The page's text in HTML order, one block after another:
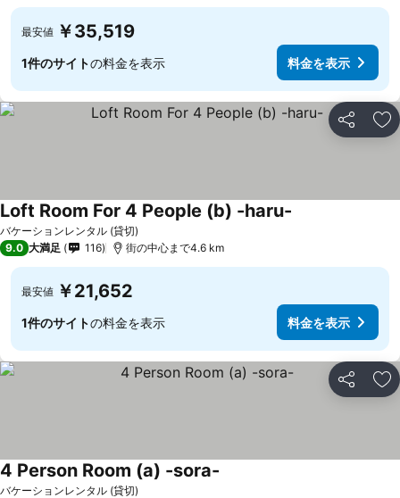
最安値 ￥35,519
1件のサイトの料金を表示 料金を表示
シェア お
バケーションレンタル (貸切)
Loft Room For 4 People (b) -haru-
9.0 大満足 116 街の中心まで4.6 km
最安値 ￥21,652
1件のサイトの料金を表示 料金を表示
シェア お
バケーションレンタル (貸切)
4 Person Room (a) -sora-